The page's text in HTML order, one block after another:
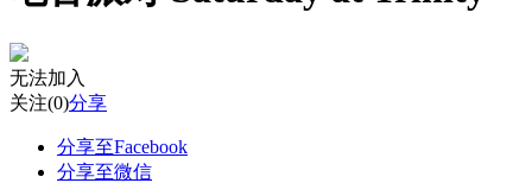
无法加入
关注(0)分享
分享至Facebook
分享至微信